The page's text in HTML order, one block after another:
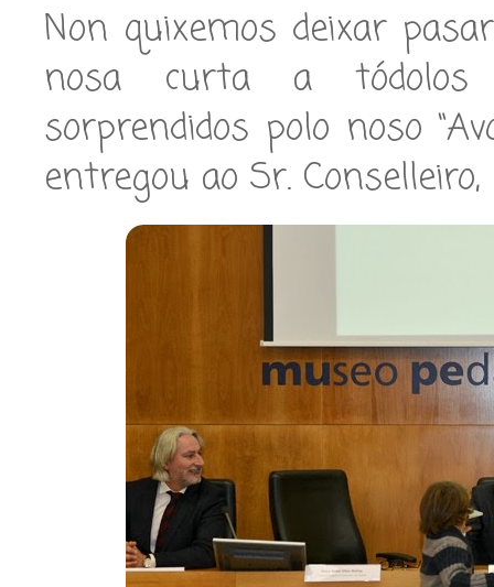
Non quixemos deixar
nosa curta a tódolos
sorprendidos polo noso
entregou ao Sr.